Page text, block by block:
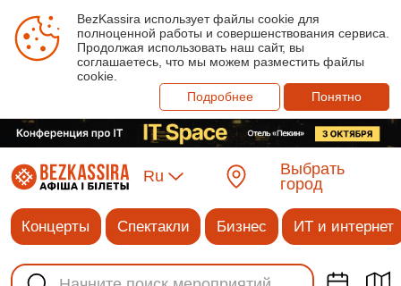
BezKassira использует файлы cookie для
полноценной работы и совершенствования сервиса.
Продолжая использовать наш сайт, вы
соглашаетесь, что мы можем разместить файлы
cookie.
Подробнее
Понятно
Ru
Выбрать
город
Концерты Спектакли Бизнес ИТ и интернет